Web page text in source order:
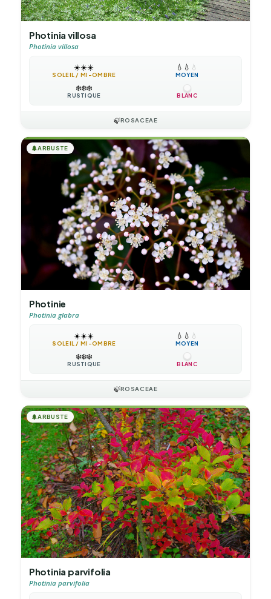
Photinia villosa
Photinia villosa
☀️☀️☀️
SOLEIL / MI-OMBRE
💧 💧 💧
MOYEN
❄️❄️❄️
RUSTIQUE BLANC
🍃ROSACEAE
🌲ARBUSTE
Photinie
Photinia glabra
☀️☀️☀️
SOLEIL / MI-OMBRE
💧 💧 💧
MOYEN
❄️❄️❄️
RUSTIQUE BLANC
🍃ROSACEAE
🌲ARBUSTE
Photinia parvifolia
Photinia parvifolia